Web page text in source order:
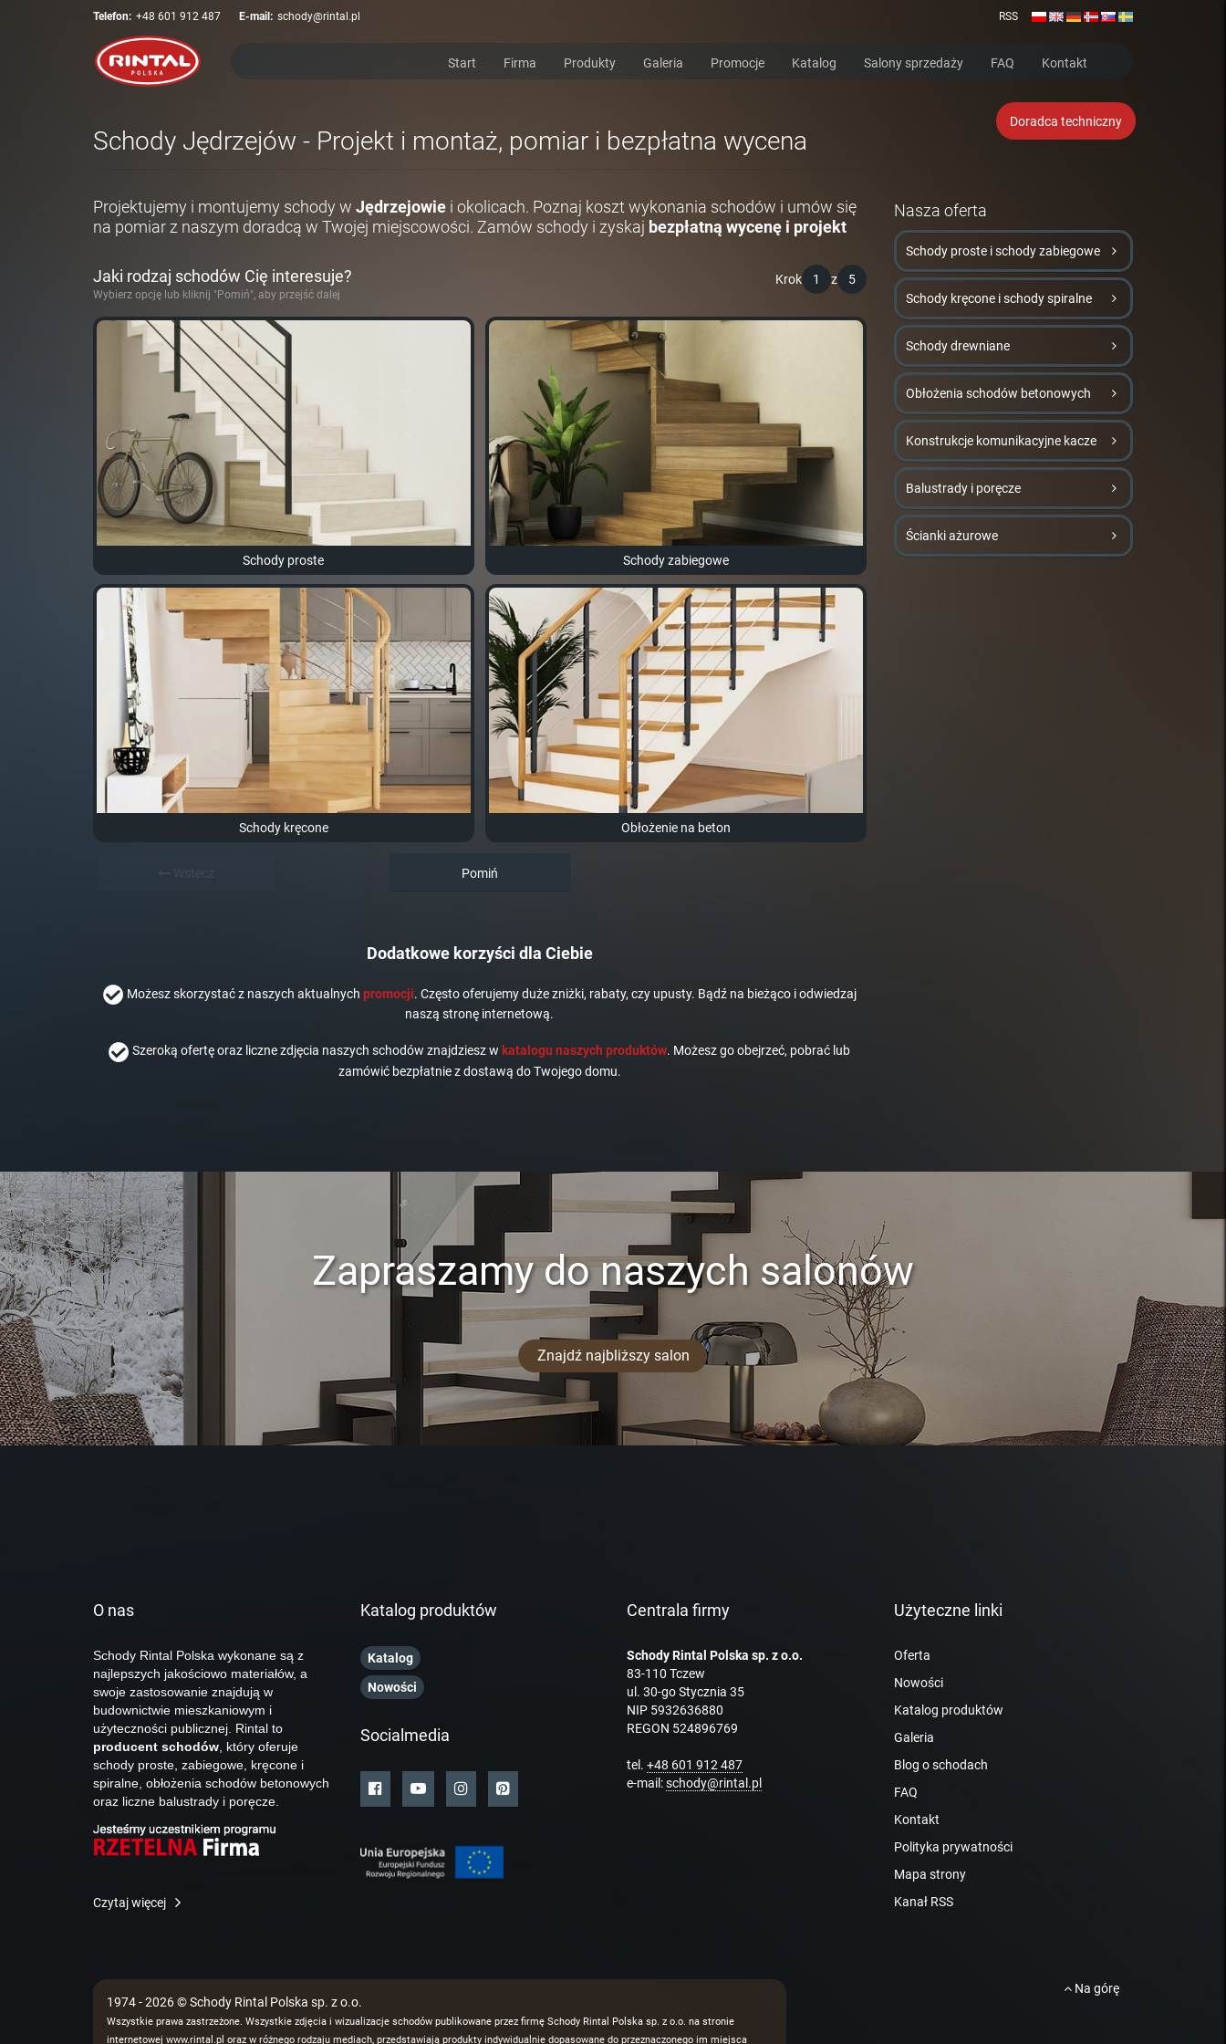
Telefon: +48 601 912 487 E-mail: schody@rintal.pl RSS
Start Firma Produkty Galeria Promocje Katalog Salony sprzedaży FAQ Kontakt
Doradca techniczny
Schody Jędrzejów - Projekt i montaż, pomiar i bezpłatna wycena
Projektujemy i montujemy schody w Jędrzejowie i okolicach. Poznaj koszt wykonania schodów i umów się
na pomiar z naszym doradcą w Twojej miejscowości. Zamów schody i zyskaj bezpłatną wycenę i projekt
Krok 1 z 5
Jaki rodzaj schodów Cię interesuje?
Wybierz opcję lub kliknij "Pomiń", aby przejść dalej
Schody proste Schody zabiegowe
Schody kręcone Obłożenie na beton
Pomiń
Dodatkowe korzyści dla Ciebie
Możesz skorzystać z naszych aktualnych promocji. Często oferujemy duże zniżki, rabaty, czy upusty. Bądź na bieżąco i odwiedzaj
naszą stronę internetową.
Szeroką ofertę oraz liczne zdjęcia naszych schodów znajdziesz w katalogu naszych produktów. Możesz go obejrzeć, pobrać lub
zamówić bezpłatnie z dostawą do Twojego domu.
Nasza oferta
Schody proste i schody zabiegowe
Schody kręcone i schody spiralne
Schody drewniane
Obłożenia schodów betonowych
Konstrukcje komunikacyjne kacze
Balustrady i poręcze
Ścianki ażurowe
Zapraszamy do naszych salonów
Znajdź najbliższy salon
O nas
Schody Rintal Polska wykonane są z
najlepszych jakościowo materiałów, a
swoje zastosowanie znajdują w
budownictwie mieszkaniowym i
użyteczności publicznej. Rintal to
producent schodów , który oferuje
schody proste, zabiegowe, kręcone i
spiralne, obłożenia schodów betonowych
oraz liczne balustrady i poręcze.
Czytaj więcej
Katalog produktów
Katalog
Nowości
Socialmedia
Centrala firmy
Schody Rintal Polska sp. z o.o.
83-110 Tczew
ul. 30-go Stycznia 35
NIP 5932636880
REGON 524896769
tel. +48 601 912 487
e-mail:schody@rintal.pl
Użyteczne linki
Oferta
Nowości
Katalog produktów
Galeria
Blog o schodach
FAQ
Kontakt
Polityka prywatności
Mapa strony
Kanał RSS
1974 - 2026 © Schody Rintal Polska sp. z o.o.
Wszystkie prawa zastrzeżone. Wszystkie zdjęcia i wizualizacje schodów publikowane przez firmę Schody Rintal Polska sp. z o.o. na stronie
internetowej www.rintal.pl oraz w różnego rodzaju mediach, przedstawiają produkty indywidualnie dopasowane do przeznaczonego im miejsca
Na górę